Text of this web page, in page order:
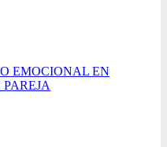
EMOCIONAL EN